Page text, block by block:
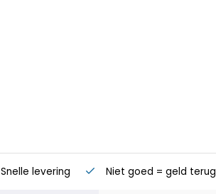
Snelle levering Niet goed = geld terug